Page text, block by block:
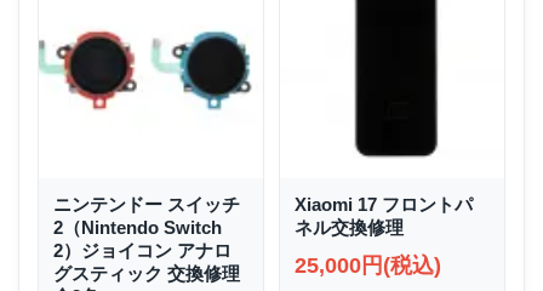
ニンテンドー スイッチ
2（Nintendo Switch
2）ジョイコン アナロ
グスティック 交換修理
Xiaomi 17 フロントパ
ネル交換修理
25,000円(税込)